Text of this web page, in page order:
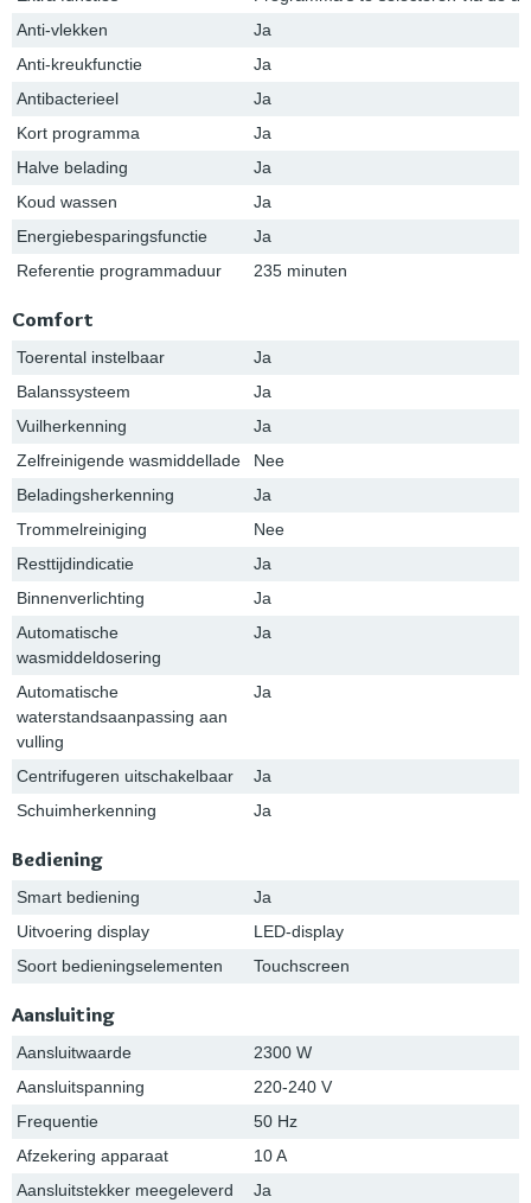
Anti-vlekken
Ja
Anti-kreukfunctie
Ja
Antibacterieel
Ja
Kort programma
Ja
Halve belading
Ja
Koud wassen
Ja
Energiebesparingsfunctie
Ja
Referentie programmaduur
235 minuten
Comfort
Toerental instelbaar
Ja
Balanssysteem
Ja
Vuilherkenning
Ja
Zelfreinigende wasmiddellade
Nee
Beladingsherkenning
Ja
Trommelreiniging
Nee
Resttijdindicatie
Ja
Binnenverlichting
Ja
Automatische
wasmiddeldosering
Ja
Automatische
waterstandsaanpassing aan
vulling
Ja
Centrifugeren uitschakelbaar
Ja
Schuimherkenning
Ja
Bediening
Smart bediening
Ja
Uitvoering display
LED-display
Soort bedieningselementen
Touchscreen
Aansluiting
Aansluitwaarde
2300 W
Aansluitspanning
220-240 V
Frequentie
50 Hz
Afzekering apparaat
10 A
Aansluitstekker meegeleverd
Ja